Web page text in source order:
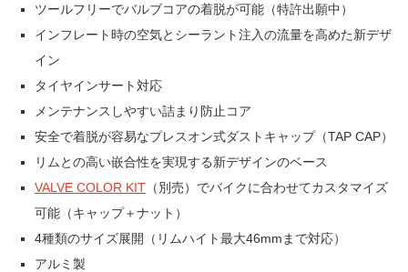
ツールフリーでバルブコアの着脱が可能（特許出願中）
インフレート時の空気とシーラント注入の流量を高めた新デザ
イン
タイヤインサート対応
メンテナンスしやすい詰まり防止コア
安全で着脱が容易なプレスオン式ダストキャップ（TAP CAP）
リムとの高い嵌合性を実現する新デザインのベース
VALVE COLOR KIT （別売）でバイクに合わせてカスタマイズ
可能（キャップ＋ナット）
4種類のサイズ展開（リムハイト最大46mmまで対応）
アルミ製